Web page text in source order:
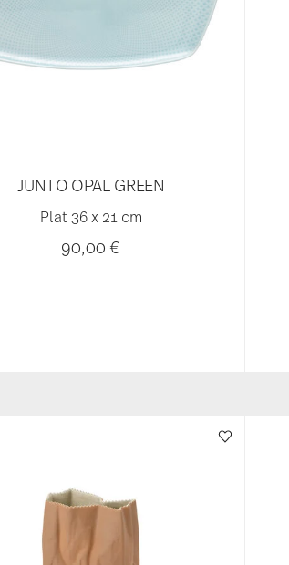
JUNTO OPAL GREEN
Plat 36 x 21 cm
90,00 €